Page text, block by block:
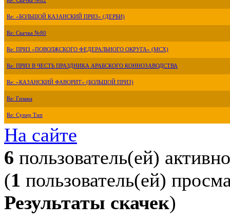
Re: «БОЛЬШОЙ КАЗАНСКИЙ ПРИЗ» (ДЕРБИ)
Re: Скачка №80
Re: ПРИЗ «ПОВОЛЖСКОГО ФЕДЕРАЛЬНОГО ОКРУГА» (МСХ)
Re: ПРИЗ В ЧЕСТЬ ПРАЗДНИКА АРАБСКОГО КОННОЗАВОДСТВА
Re: «КАЗАНСКИЙ ФАВОРИТ» (БОЛЬШОЙ ПРИЗ)
Re: Гизана
Re: Супер Тип
На сайте
6 пользователь(ей) активно
(1 пользователь(ей)
Результаты скачек)